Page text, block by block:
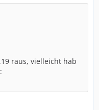
raus, vielleicht hab